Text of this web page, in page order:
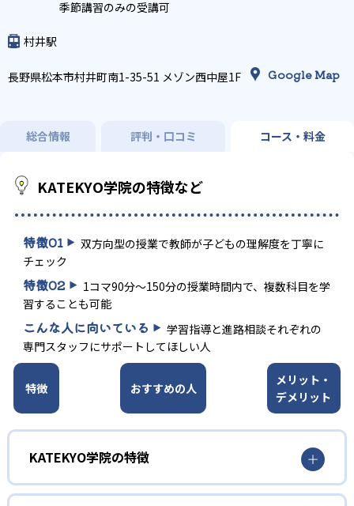
季節講習のみの受講可
村井駅
長野県松本市村井町南1-35-51 メゾン西中屋1F Google Map
総合情報 評判・口コミ コース・料金
KATEKYO学院の特徴など
特徴01
双方向型の授業で教師が子どもの理解度を丁寧に
チェック
特徴02
1コマ90分～150分の授業時間内で、複数科目を学
習することも可能
こんな人に向いている
学習指導と進路相談それぞれの
専門スタッフにサポートしてほしい人
特徴 おすすめの人
メリット・
デメリット
KATEKYO学院の特徴
質問が苦手でもプロ講師がフォロー